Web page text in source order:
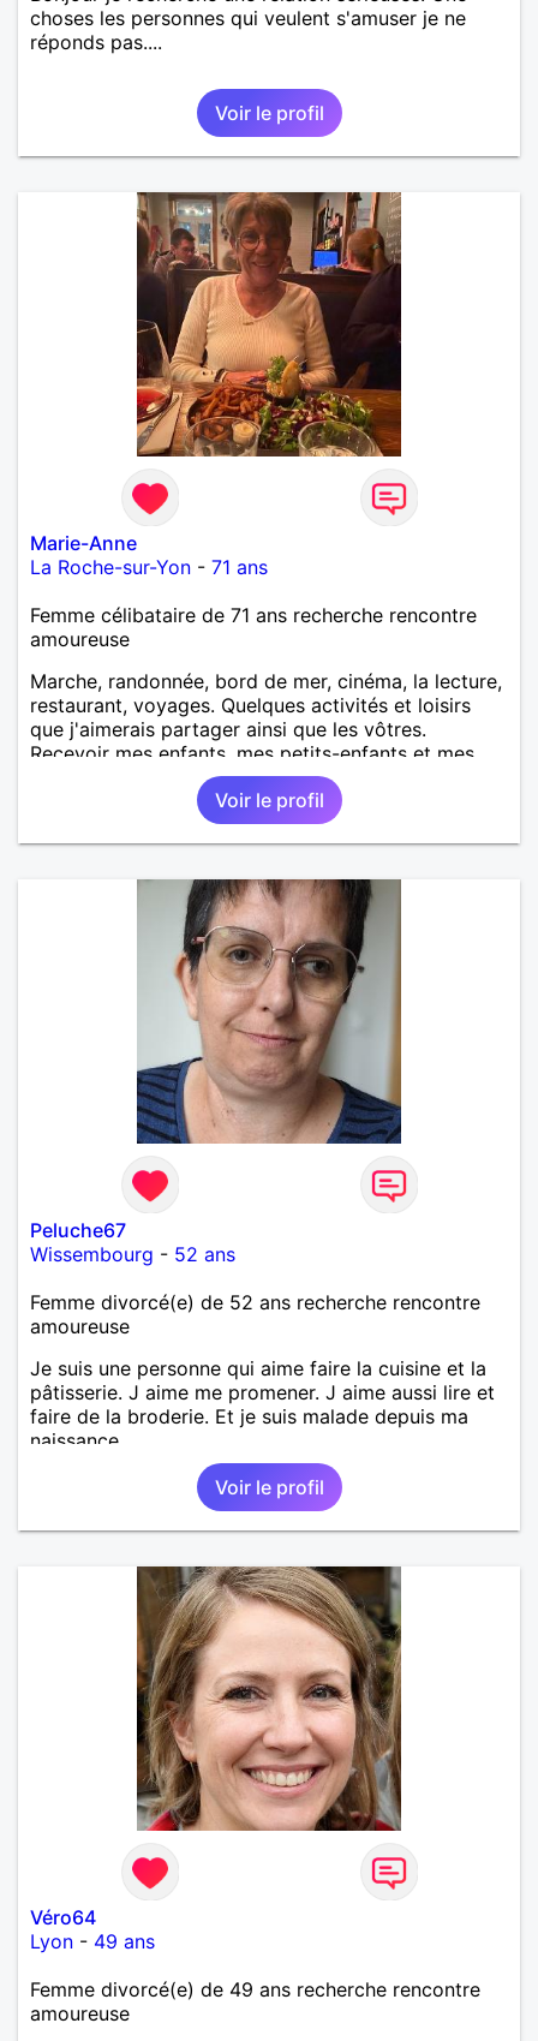
choses les personnes qui veulent s'amuser je ne
réponds pas....
Voir le profil
Marie-Anne
La Roche-sur-Yon - 71 ans
Femme célibataire de 71 ans recherche rencontre
amoureuse
Marche, randonnée, bord de mer, cinéma, la lecture,
restaurant, voyages. Quelques activités et loisirs
que j'aimerais partager ainsi que les vôtres.
Recevoir mes enfants, mes petits-enfants et mes
amis. Bénévolat auprès des enfants à l’école, pour le
cinéma indépendant... Se rencontrer, être à l’écoute,
échanger avec une personne de confiance, pour une
vie de partage, de tendresse. Les voyages et où
dehors des sentiers battus me raviraient. Je
m'engage à répondre à votre message. Au plaisir de
Voir le profil
Peluche67
Wissembourg - 52 ans
Femme divorcé(e) de 52 ans recherche rencontre
amoureuse
Je suis une personne qui aime faire la cuisine et la
pâtisserie. J aime me promener. J aime aussi lire et
faire de la broderie. Et je suis malade depuis ma
naissance.
Voir le profil
Véro64
Lyon - 49 ans
Femme divorcé(e) de 49 ans recherche rencontre
amoureuse